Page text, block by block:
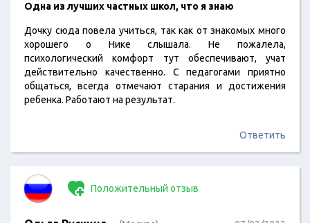
Одна из лучших частных школ, что я знаю
Дочку сюда повела учиться, так как от знакомых много
хорошего о Нике слышала. Не пожалела,
психологический комфорт тут обеспечивают, учат
действительно качественно. С педагогами приятно
общаться, всегда отмечают старания и достижения
ребенка. Работают на результат.
Ответить
Положительный отзыв